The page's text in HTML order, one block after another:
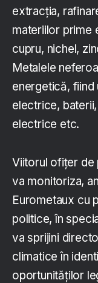
extracția,
materiilor prime
cupru, nichel,
Metalele
energetică, fiind
electrice,
electrice etc.
Viitorul ofițer de
va monitoriza,
Eurometaux cu
politice, în
va sprijini
climatice în
oportunităților